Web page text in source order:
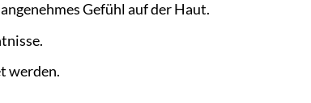
Gefühl auf der Haut.
werden.